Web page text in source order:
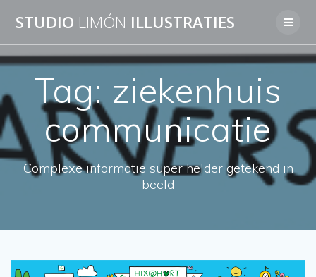
to
STUDIO LIMÓN ILLUSTRATIES
Tag: ziekenhuis
communicatie
Complexe informatie super helder getekend in
beeld